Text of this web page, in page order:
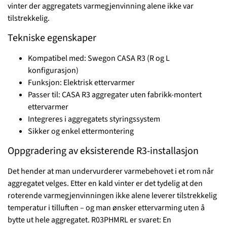
vinter der aggregatets varmegjenvinning alene ikke var
tilstrekkelig.
Tekniske egenskaper
Kompatibel med: Swegon CASA R3 (R og L
konfigurasjon)
Funksjon: Elektrisk ettervarmer
Passer til: CASA R3 aggregater uten fabrikk-montert
ettervarmer
Integreres i aggregatets styringssystem
Sikker og enkel ettermontering
Oppgradering av eksisterende R3-installasjon
Det hender at man undervurderer varmebehovet i et rom når
aggregatet velges. Etter en kald vinter er det tydelig at den
roterende varmegjenvinningen ikke alene leverer tilstrekkelig
temperatur i tilluften – og man ønsker ettervarming uten å
bytte ut hele aggregatet. R03PHMRL er svaret: En